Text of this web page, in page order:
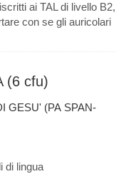
ai TAL di livello B2,
con se gli auricolari
(6 cfu)
GESU' (PA SPAN-
di lingua